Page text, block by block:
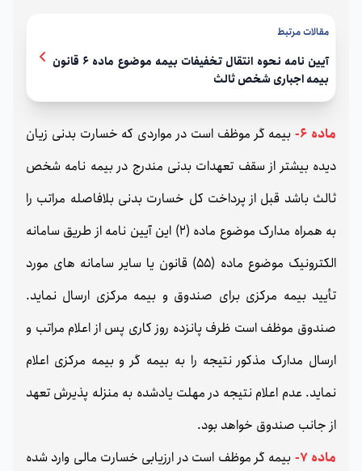
مقالات مرتبط
آيين نامه نحوه انتقال تخفيفات بيمه موضوع ماده 6 قانون
بيمه اجبارى شخص ثالث
ماده 6-
بیمه گر موظف است در مواردی که خسارت بدنی زیان
دیده بیشتر از سقف تعهدات بدنی مندرج در بیمه نامه شخص
ثالث باشد قبل از پرداخت کل خسارت بدنی بلافاصله مراتب را
به همراه مدارک موضوع ماده (2) این آیین نامه از طریق سامانه
الکترونیک موضوع ماده (55) قانون یا سایر سامانه های مورد
تأیید بیمه مرکزی برای صندوق و بیمه مرکزی ارسال نماید.
صندوق موظف است ظرف پانزده روز کاری پس از اعلام مراتب و
ارسال مدارک مذکور نتیجه را به بیمه گر و بیمه مرکزی اعلام
نماید. عدم اعلام نتیجه در مهلت یادشده به منزله پذیرش تعهد
از جانب صندوق خواهد بود.
ماده 7-
بیمه گر موظف است در ارزیابی خسارت مالی وارد شده